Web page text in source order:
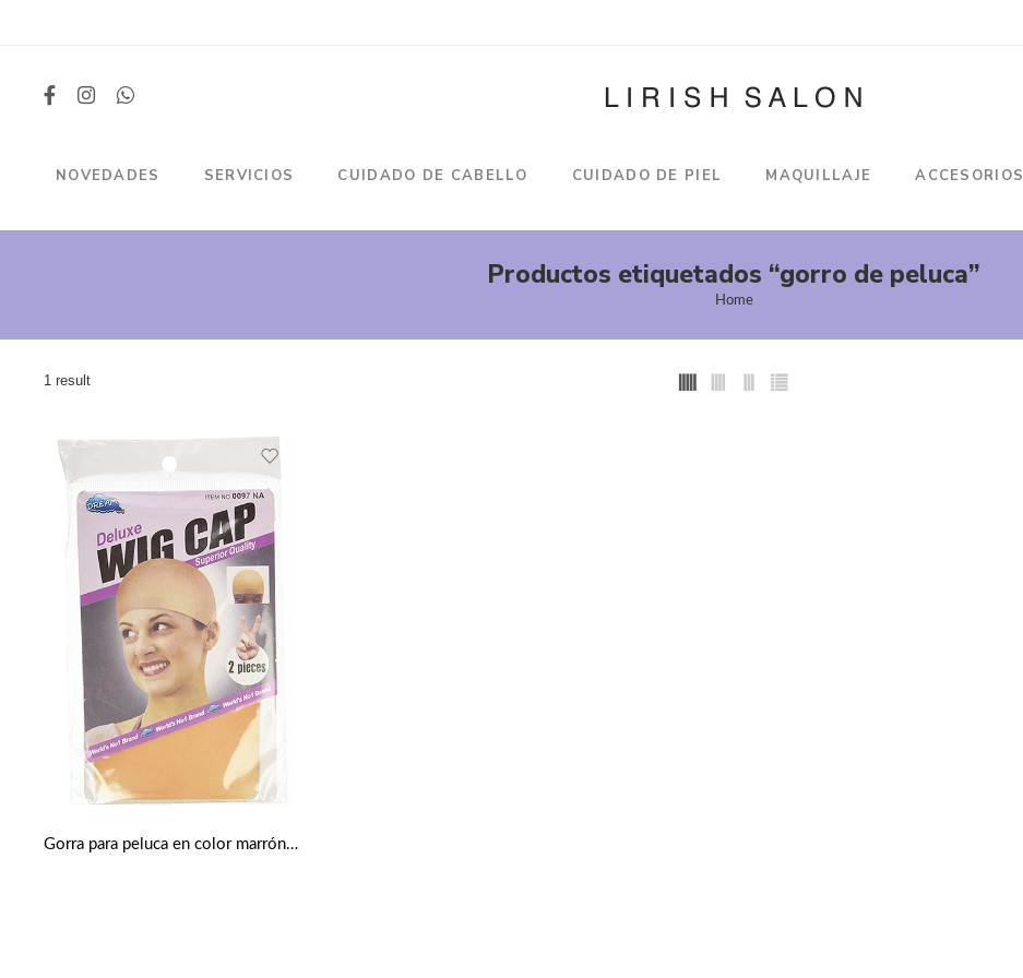
NOVEDADES SERVICIOS CUIDADO DE CABELLO CUIDADO DE PIEL MAQUILLAJE ACCESORIOS
Productos etiquetados “gorro de peluca”
Home
1 result
Gorra para peluca en color marrón claro